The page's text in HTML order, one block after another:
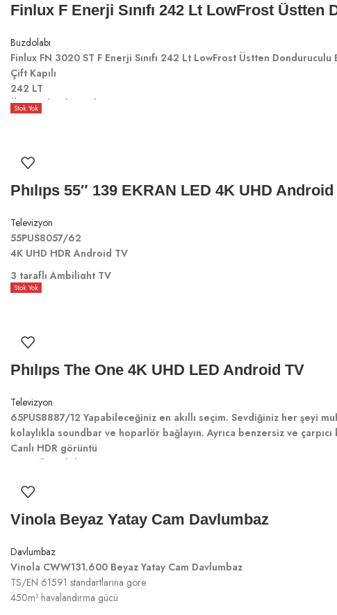
Finlux F Enerji Sınıfı 242 Lt LowFrost Üstten
Buzdolabı
Finlux FN 3020 ST F Enerji Sınıfı 242 Lt LowFrost Üstten Donduruculu
Çift Kapılı
242 LT
Üstten donduruculu
Stok Yok
Phılıps 55″ 139 EKRAN LED 4K UHD Android
Televizyon
55PUS8057/62
4K UHD HDR Android TV
3 taraflı Ambilight TV
Önemli HDR formatlarını destekler
Stok Yok
Phılıps The One 4K UHD LED Android TV
Televizyon
65PUS8887/12 Yapabileceğiniz en akıllı seçim. Sevdiğiniz her şeyi
kolaylıkla soundbar ve hoparlör bağlayın. Ayrıca benzersiz ve
Canlı HDR görüntü
3 taraflı Ambilight TV
P5 görüntü motoru-120 Hz
Tüm konsollarda 120 Hz ve ultra düşük gecikme süresi
Vinola Beyaz Yatay Cam Davlumbaz
Davlumbaz
Vinola CWW131.600 Beyaz Yatay Cam Davlumbaz
TS/EN 61591 standartlarına göre
450m³ havalandırma gücü